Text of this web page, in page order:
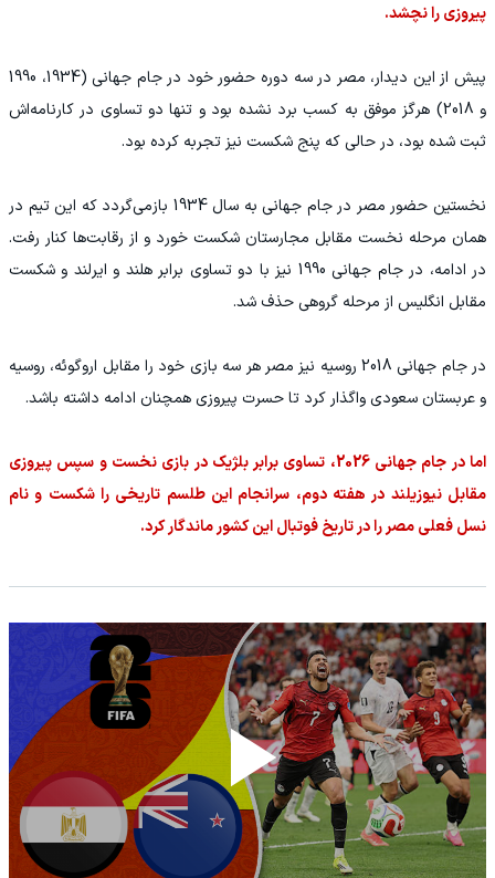
پیروزی را نچشد.
پیش از این دیدار، مصر در سه دوره حضور خود در جام جهانی (1934، 1990
و 2018) هرگز موفق به کسب برد نشده بود و تنها دو تساوی در کارنامه‌اش
ثبت شده بود، در حالی که پنج شکست نیز تجربه کرده بود.
نخستین حضور مصر در جام جهانی به سال 1934 بازمی‌گردد که این تیم در
همان مرحله نخست مقابل مجارستان شکست خورد و از رقابت‌ها کنار رفت.
در ادامه، در جام جهانی 1990 نیز با دو تساوی برابر هلند و ایرلند و شکست
مقابل انگلیس از مرحله گروهی حذف شد.
در جام جهانی 2018 روسیه نیز مصر هر سه بازی خود را مقابل اروگوئه، روسیه
و عربستان سعودی واگذار کرد تا حسرت پیروزی همچنان ادامه داشته باشد.
اما در جام جهانی 2026، تساوی برابر بلژیک در بازی نخست و سپس پیروزی
مقابل نیوزیلند در هفته دوم، سرانجام این طلسم تاریخی را شکست و نام
نسل فعلی مصر را در تاریخ فوتبال این کشور ماندگار کرد.